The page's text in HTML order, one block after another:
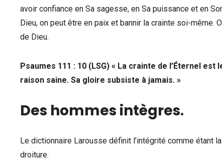
avoir confiance en Sa sagesse, en Sa puissance et en
Dieu, on peut être en paix et bannir la crainte soi-
de Dieu.
Psaumes 111 : 10 (LSG) « La crainte de l’Éternel
raison saine. Sa gloire subsiste à jamais. »
Des hommes intègres.
Le dictionnaire Larousse définit l’intégrité comme étant
droiture.